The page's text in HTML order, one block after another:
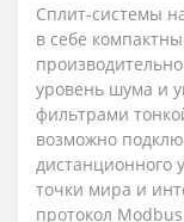
Сплит-системы
в себе
уровень шума и
фильтрами
возможно
дистанционного
точки мира и
протокол